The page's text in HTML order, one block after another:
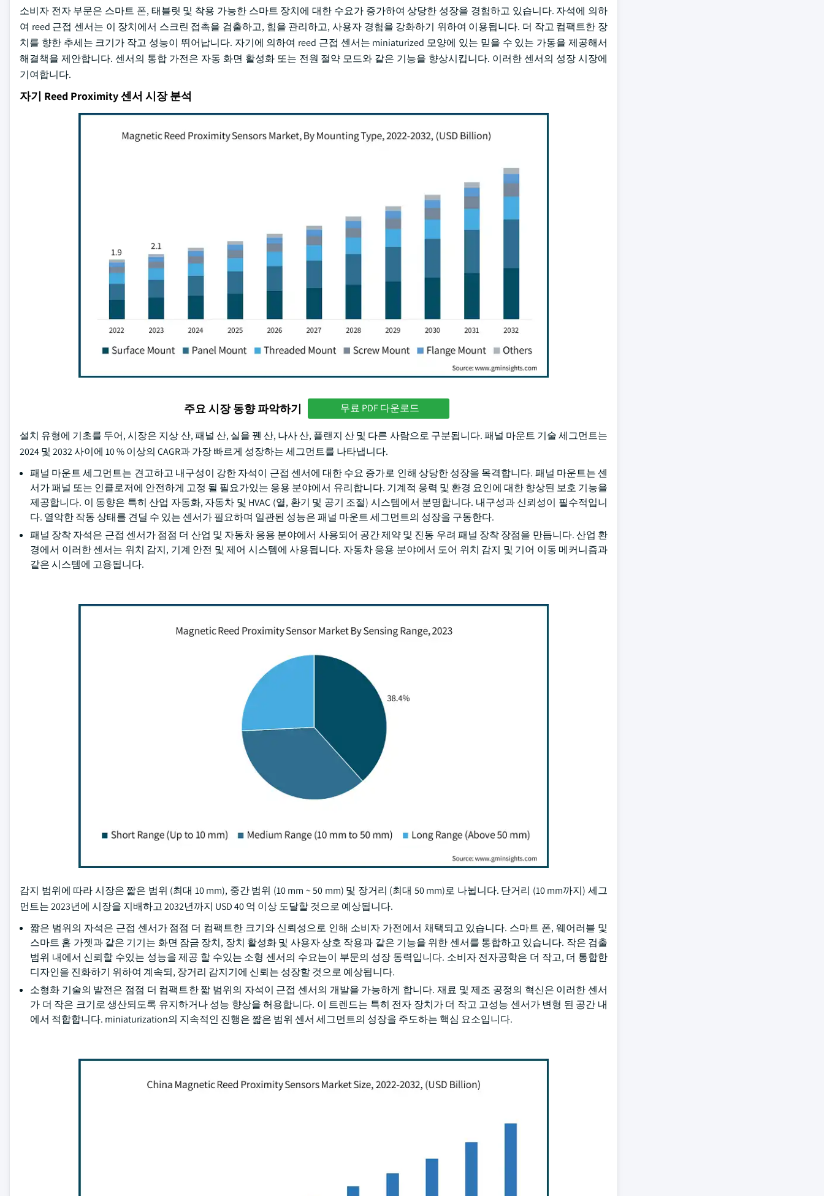
소비자 전자 부문은 스마트 폰, 태블릿 및 착용 가능한 스마트 장치에 대한 수요가 증가하여 상당한 성장을 경험하고 있습니다. 자석에 의하
여 reed 근접 센서는 이 장치에서 스크린 접촉을 검출하고, 힘을 관리하고, 사용자 경험을 강화하기 위하여 이용됩니다. 더 작고 컴팩트한 장
치를 향한 추세는 크기가 작고 성능이 뛰어납니다. 자기에 의하여 reed 근접 센서는 miniaturized 모양에 있는 믿을 수 있는 가동을 제공해서
해결책을 제안합니다. 센서의 통합 가전은 자동 화면 활성화 또는 전원 절약 모드와 같은 기능을 향상시킵니다. 이러한 센서의 성장 시장에
기여합니다.
자기 Reed Proximity 센서 시장 분석
주요 시장 동향 파악하기 무료 PDF 다운로드
설치 유형에 기초를 두어, 시장은 지상 산, 패널 산, 실을 꿴 산, 나사 산, 플랜지 산 및 다른 사람으로 구분됩니다. 패널 마운트 기술 세그먼트는
2024 및 2032 사이에 10 % 이상의 CAGR과 가장 빠르게 성장하는 세그먼트를 나타냅니다.
패널 마운트 세그먼트는 견고하고 내구성이 강한 자석이 근접 센서에 대한 수요 증가로 인해 상당한 성장을 목격합니다. 패널 마운트는 센
서가 패널 또는 인클로저에 안전하게 고정 될 필요가있는 응용 분야에서 유리합니다. 기계적 응력 및 환경 요인에 대한 향상된 보호 기능을
제공합니다. 이 동향은 특히 산업 자동화, 자동차 및 HVAC (열, 환기 및 공기 조절) 시스템에서 분명합니다. 내구성과 신뢰성이 필수적입니
다. 열악한 작동 상태를 견딜 수 있는 센서가 필요하며 일관된 성능은 패널 마운트 세그먼트의 성장을 구동한다.
패널 장착 자석은 근접 센서가 점점 더 산업 및 자동차 응용 분야에서 사용되어 공간 제약 및 진동 우려 패널 장착 장점을 만듭니다. 산업 환
경에서 이러한 센서는 위치 감지, 기계 안전 및 제어 시스템에 사용됩니다. 자동차 응용 분야에서 도어 위치 감지 및 기어 이동 메커니즘과
같은 시스템에 고용됩니다.
감지 범위에 따라 시장은 짧은 범위 (최대 10 mm), 중간 범위 (10 mm ~ 50 mm) 및 장거리 (최대 50 mm)로 나뉩니다. 단거리 (10 mm까지) 세그
먼트는 2023년에 시장을 지배하고 2032년까지 USD 40 억 이상 도달할 것으로 예상됩니다.
짧은 범위의 자석은 근접 센서가 점점 더 컴팩트한 크기와 신뢰성으로 인해 소비자 가전에서 채택되고 있습니다. 스마트 폰, 웨어러블 및
스마트 홈 가젯과 같은 기기는 화면 잠금 장치, 장치 활성화 및 사용자 상호 작용과 같은 기능을 위한 센서를 통합하고 있습니다. 작은 검출
범위 내에서 신뢰할 수있는 성능을 제공 할 수있는 소형 센서의 수요는이 부문의 성장 동력입니다. 소비자 전자공학은 더 작고, 더 통합한
디자인을 진화하기 위하여 계속되, 장거리 감지기에 신뢰는 성장할 것으로 예상됩니다.
소형화 기술의 발전은 점점 더 컴팩트한 짧 범위의 자석이 근접 센서의 개발을 가능하게 합니다. 재료 및 제조 공정의 혁신은 이러한 센서
가 더 작은 크기로 생산되도록 유지하거나 성능 향상을 허용합니다. 이 트렌드는 특히 전자 장치가 더 작고 고성능 센서가 변형 된 공간 내
에서 적합합니다. miniaturization의 지속적인 진행은 짧은 범위 센서 세그먼트의 성장을 주도하는 핵심 요소입니다.